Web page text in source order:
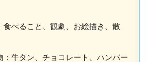
食べること、観劇、お絵描き、散
：牛タン、チョコレート、ハンバー